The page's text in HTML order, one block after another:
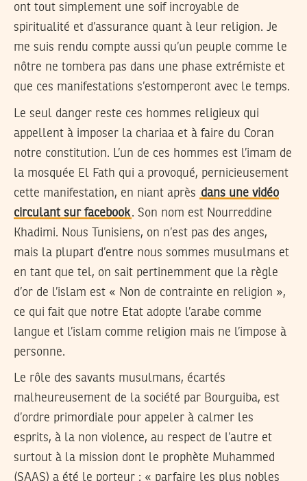
ont tout simplement une soif incroyable de
spiritualité et d’assurance quant à leur religion. Je
me suis rendu compte aussi qu’un peuple comme le
nôtre ne tombera pas dans une phase extrémiste et
que ces manifestations s’estomperont avec le temps.
Le seul danger reste ces hommes religieux qui
appellent à imposer la chariaa et à faire du Coran
notre constitution. L’un de ces hommes est l’imam de
la mosquée El Fath qui a provoqué, pernicieusement
cette manifestation, en niant après dans une vidéo
circulant sur facebook. Son nom est Nourreddine
Khadimi. Nous Tunisiens, on n’est pas des anges,
mais la plupart d’entre nous sommes musulmans et
en tant que tel, on sait pertinemment que la règle
d’or de l’islam est « Non de contrainte en religion »,
ce qui fait que notre Etat adopte l’arabe comme
langue et l’islam comme religion mais ne l’impose à
personne.
Le rôle des savants musulmans, écartés
malheureusement de la société par Bourguiba, est
d’ordre primordiale pour appeler à calmer les
esprits, à la non violence, au respect de l’autre et
surtout à la mission dont le prophète Muhammed
(SAAS) a été le porteur : « parfaire les plus nobles